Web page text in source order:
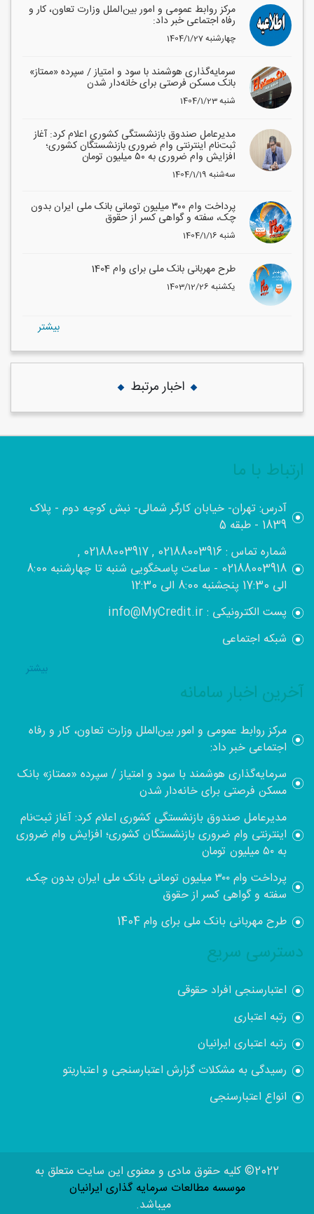
مرکز روابط عمومی و امور بین‌الملل وزارت تعاون، کار و
رفاه اجتماعی خبر داد:
1404/1/27 چهارشنبه
سرمایه‌گذاری هوشمند با سود و امتیاز / سپرده «ممتاز»
بانک مسکن فرصتی برای خانه‌دار شدن
1404/1/23 شنبه
مدیرعامل صندوق بازنشستگی کشوری اعلام کرد: آغاز
ثبت‌نام اینترنتی وام ضروری بازنشستگان کشوری؛
افزایش وام ضروری به ۵۰ میلیون تومان
1404/1/19 سه‌شنبه
پرداخت وام ۳۰۰ میلیون تومانی بانک ملی ایران بدون
چک، سفته و گواهی کسر از حقوق
1404/1/16 شنبه
طرح مهربانی بانک ملی برای وام 1404
1403/12/26 یکشنبه
بيشتر
اخبار مرتبط
ارتباط با ما
آدرس: تهران- خیابان کارگر شمالی- نبش کوچه دوم - پلاک
1839 - طبقه 5
شماره تماس : 02188003916 , 02188003917 ,
02188003918 - ساعت پاسخگویی شنبه تا چهارشنبه 8:00
الی 17:30 پنجشنبه 8:00 الی 12:30
پست الکترونیکی : info@MyCredit.ir
شبکه اجتماعی
بيشتر
آخرین اخبار سامانه
مرکز روابط عمومی و امور بین‌الملل وزارت تعاون، کار و رفاه
اجتماعی خبر داد:
سرمایه‌گذاری هوشمند با سود و امتیاز / سپرده «ممتاز» بانک
مسکن فرصتی برای خانه‌دار شدن
مدیرعامل صندوق بازنشستگی کشوری اعلام کرد: آغاز ثبت‌نام
اینترنتی وام ضروری بازنشستگان کشوری؛ افزایش وام ضروری
به ۵۰ میلیون تومان
پرداخت وام ۳۰۰ میلیون تومانی بانک ملی ایران بدون چک،
سفته و گواهی کسر از حقوق
طرح مهربانی بانک ملی برای وام 1404
دسترسی سریع
اعتبارسنجی افراد حقوقی
رتبه اعتباری
رتبه اعتباری ایرانیان
رسیدگی به مشکلات گزارش اعتبارسنجی و اعتباریتو
انواع اعتبارسنجی
2022© کلیه حقوق مادی و معنوی این سایت متعلق به
موسسه مطالعات سرمایه گذاری ایرانیان
میباشد.